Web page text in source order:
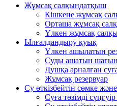
Жұмсақ салқындатқыш
Кішкене жұмсақ
Орташа жұмсақ
Үлкен жұмсақ
Ылғалдандыру қуық
Үлкен ашылатын
Суды ашатын
Душқа арналған
Жұмсақ резервуар
Су өткізбейтін сөмке
Суға төзімді